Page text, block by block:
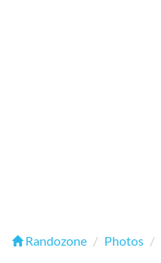
Randozone Photos